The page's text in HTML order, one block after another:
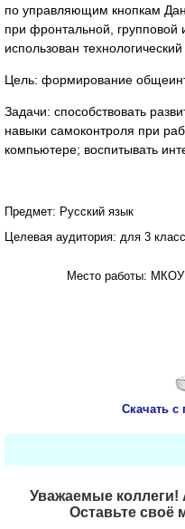
по управляющим кнопкам
при фронтальной, групповой
использован
Цель: формирование
Задачи: способствовать
навыки самоконтроля при
компьютере; воспитывать
Предмет: Русский язык
Целевая аудитория: для 3
Место работы:
Скачать с
Уважаемые
Оставьте своё